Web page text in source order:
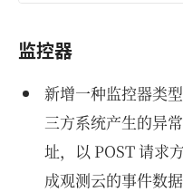
监控器
新增一种监控器类
三方系统产生的异
址，以 POST 请求
成观测云的事件数